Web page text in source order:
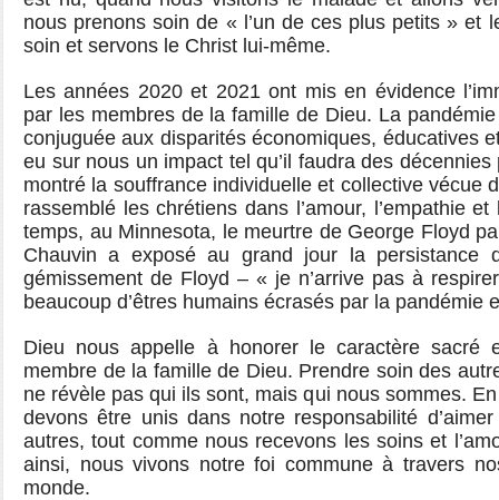
nous prenons soin de « l’un de ces plus petits » et
soin et servons le Christ lui-même.
Les années 2020 et 2021 ont mis en évidence
par les membres de la famille de Dieu. La
conjuguée aux disparités économiques, éducatives
eu sur nous un impact tel qu’il faudra des
montré la souffrance individuelle et collective vécue
rassemblé les chrétiens dans l’amour, l’empathie
temps, au Minnesota, le meurtre de George Floyd
Chauvin a exposé au grand jour la persistance
gémissement de Floyd – « je n’arrive pas à
beaucoup d’êtres humains écrasés par la pandémie
Dieu nous appelle à honorer le caractère sacré
membre de la famille de Dieu. Prendre soin des
ne révèle pas qui ils sont, mais qui nous sommes.
devons être unis dans notre responsabilité
autres, tout comme nous recevons les soins et
ainsi, nous vivons notre foi commune à travers
monde.